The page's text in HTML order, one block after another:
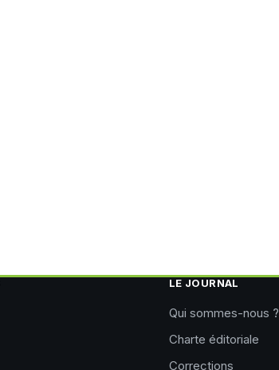
LE JOURNAL
Qui sommes-nous ?
Charte éditoriale
Corrections